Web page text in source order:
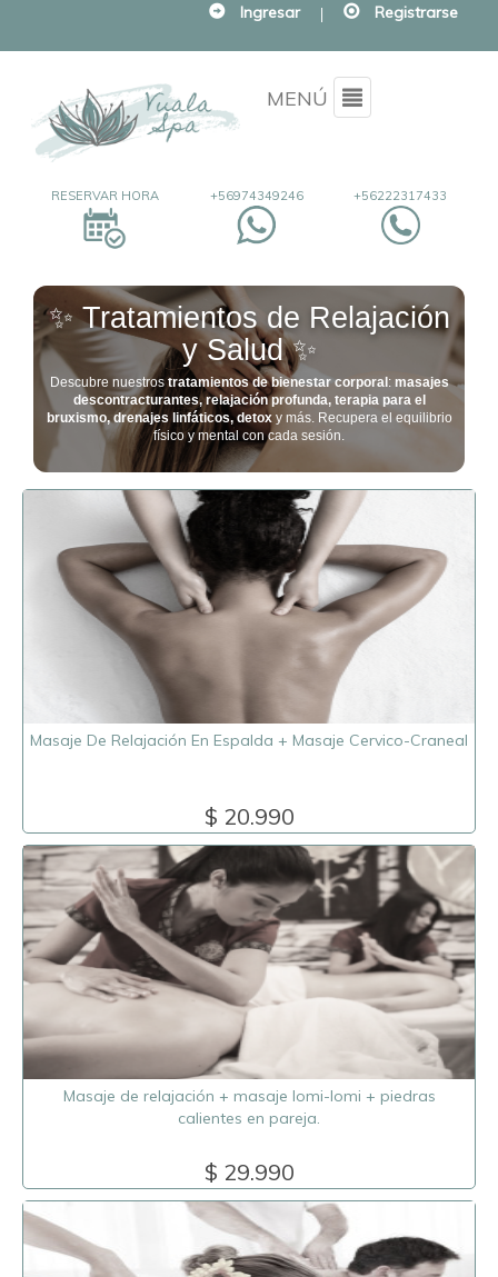
Ingresar | Registrarse
MENÚ Menu
+56222317433
+56974349246
RESERVAR HORA
✨ Tratamientos de Relajación
y Salud ✨
Descubre nuestrostratamientos de bienestar corporal : masajes
descontracturantes, relajación profunda, terapia para el
bruxismo, drenajes linfáticos, detoxy más. Recupera el equilibrio
físico y mental con cada sesión.
Masaje De Relajación En Espalda + Masaje Cervico-Craneal
$ 20.990
Masaje de relajación + masaje lomi-lomi + piedras
calientes en pareja.
$ 29.990